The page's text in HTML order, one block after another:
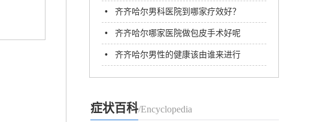
呢?_齐齐哈尔附大男科医院
• 齐齐哈尔男科医院到哪家疗效好？
齐齐哈尔附大男科医院
• 齐齐哈尔哪家医院做包皮手术好呢
• 齐齐哈尔男性的健康该由谁来进行
守护呢?
症状百科/Encyclopedia